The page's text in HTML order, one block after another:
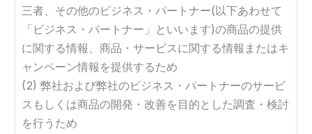
三者、その他のビジネス・パートナー(以下あわせて
「ビジネス・パートナー」といいます)の商品の提供
に関する情報、商品・サービスに関する情報またはキ
ャンペーン情報を提供するため
(2) 弊社および弊社のビジネス・パートナーのサービ
スもしくは商品の開発・改善を目的とした調査・検討
を行うため